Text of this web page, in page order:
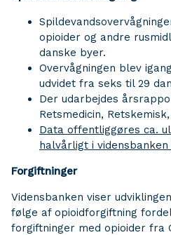
opioider og andre
danske byer.
Overvågningen blev
udvidet fra seks til 29
Der udarbejdes
Retsmedicin,
Data offentliggøres ca.
halvårligt i vidensbanken
Forgiftninger
Vidensbanken viser
følge af opioidforgiftning
forgiftninger med opioider fra